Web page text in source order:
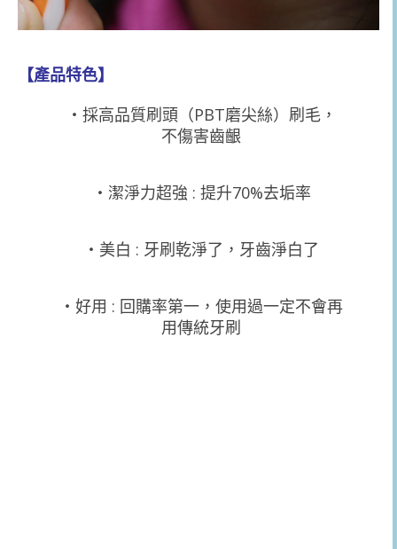
【產品特色】
‧採高品質刷頭（PBT磨尖絲）刷毛，
不傷害齒齦
‧潔淨力超強 : 提升70%去垢率
‧美白 : 牙刷乾淨了，牙齒淨白了
‧好用 : 回購率第一，使用過一定不會再
用傳統牙刷